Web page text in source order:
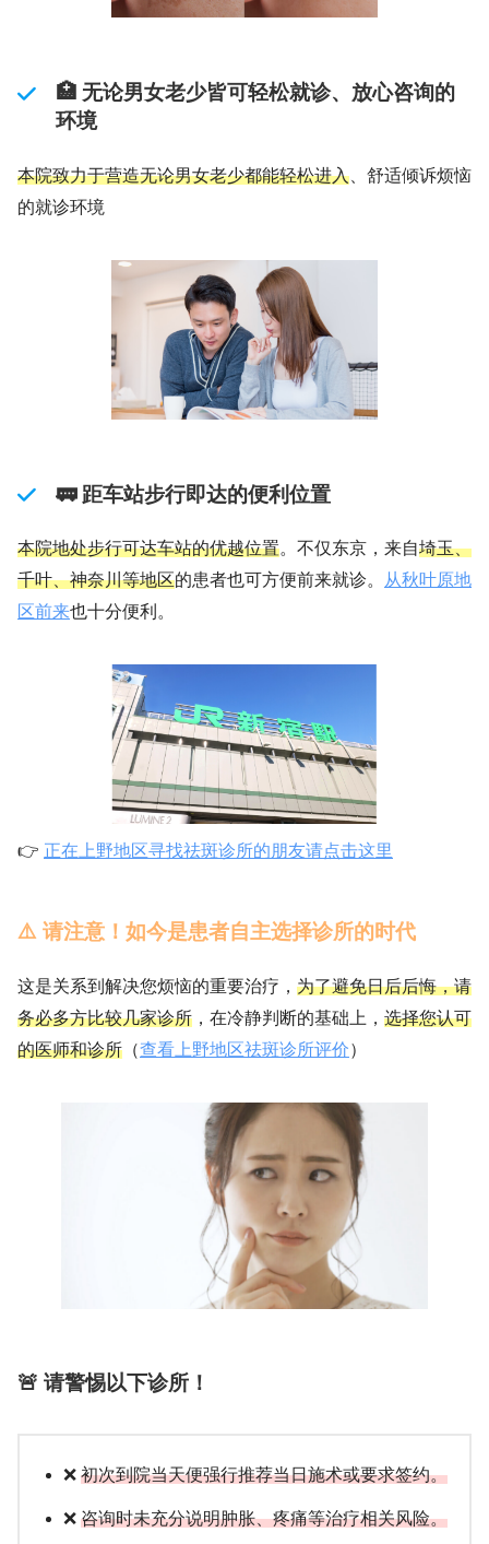
🏥 无论男女老少皆可轻松就诊、放心咨询的
环境
本院致力于营造无论男女老少都能轻松进入 、舒适倾诉烦恼
的就诊环境
🚃 距车站步行即达的便利位置
本院地处步行可达车站的优越位置。不仅东京，来自埼玉、
千叶、神奈川等地区的患者也可方便前来就诊。
从秋叶原地
区前来也十分便利。
👉 正在上野地区寻找祛斑诊所的朋友请点击这里
⚠️ 请注意！如今是患者自主选择诊所的时代
这是关系到解决您烦恼的重要治疗， 为了避免日后后悔，请
务必多方比较几家诊所 ，在冷静判断的基础上， 选择您认可
的医师和诊所 （查看上野地区祛斑诊所评价）
🚨 请警惕以下诊所！
❌ 初次到院当天便强行推荐当日施术或要求签约。
❌ 咨询时未充分说明肿胀、疼痛等治疗相关风险。